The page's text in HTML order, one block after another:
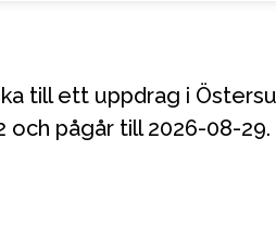
och pågår till 2026-08-